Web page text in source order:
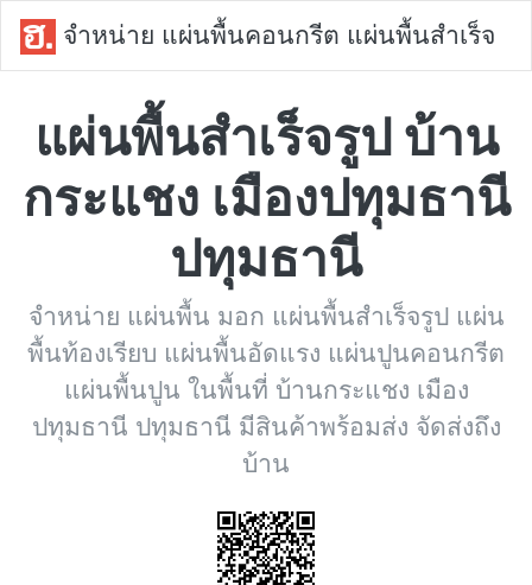
จำหน่าย แผ่นพื้นคอนกรีต แผ่นพื้นสำเร็จ
แผ่นพื้นสำเร็จรูป บ้าน
กระแชง เมืองปทุมธานี
ปทุมธานี
จำหน่าย แผ่นพื้น มอก แผ่นพื้นสำเร็จรูป แผ่น
พื้นท้องเรียบ แผ่นพื้นอัดแรง แผ่นปูนคอนกรีต
แผ่นพื้นปูน ในพื้นที่ บ้านกระแชง เมือง
ปทุมธานี ปทุมธานี มีสินค้าพร้อมส่ง จัดส่งถึง
บ้าน